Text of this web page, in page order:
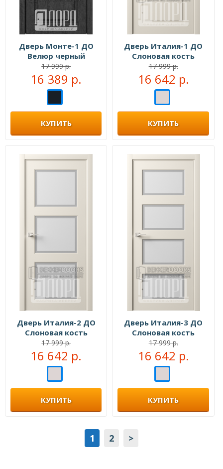
Дверь Монте-1 ДО
Велюр черный
17 999 р.
16 389 р.
КУПИТЬ
Дверь Италия-1 ДО
Слоновая кость
17 999 р.
16 642 р.
КУПИТЬ
Дверь Италия-2 ДО
Слоновая кость
17 999 р.
16 642 р.
КУПИТЬ
Дверь Италия-3 ДО
Слоновая кость
17 999 р.
16 642 р.
КУПИТЬ
1 2 >